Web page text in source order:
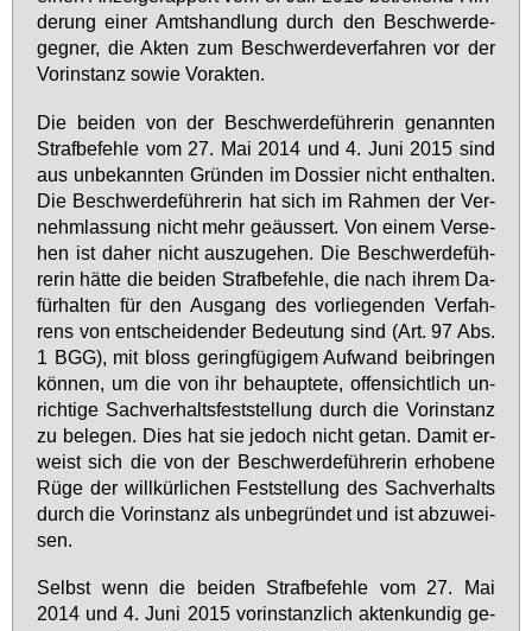
de­rung ei­ner Amts­hand­lung durch den Be­schwer­de­
geg­ner, die Ak­ten zum Be­schwer­de­ver­fah­ren vor der
Vor­in­stanz so­wie Vor­ak­ten.
Die bei­den von der Be­schwer­de­füh­re­rin ge­nann­ten
Straf­be­feh­le vom 27. Mai 2014 und 4. Ju­ni 2015 sind
aus un­be­kann­ten Grün­den im Dos­sier nicht ent­hal­ten.
Die Be­schwer­de­füh­re­rin hat sich im Rah­men der Ver­
nehm­las­sung nicht mehr ge­äus­sert. Von ei­nem Ver­se­
hen ist da­her nicht aus­zu­ge­hen. Die Be­schwer­de­füh­
re­rin hät­te die bei­den Straf­be­feh­le, die nach ih­rem Da­
für­hal­ten für den Aus­gang des vor­lie­gen­den Ver­fah­
rens von ent­schei­den­der Be­deu­tung sind (Art. 97 Abs.
1 BGG), mit bloss ge­ring­fü­gi­gem Auf­wand bei­brin­gen
kön­nen, um die von ihr be­haup­te­te, of­fen­sicht­lich un­
rich­ti­ge Sach­ver­halts­fest­stel­lung durch die Vor­in­stanz
zu be­le­gen. Dies hat sie je­doch nicht ge­tan. Da­mit er­
weist sich die von der Be­schwer­de­füh­re­rin er­ho­be­ne
Rü­ge der will­kür­li­chen Fest­stel­lung des Sach­ver­halts
durch die Vor­in­stanz als un­be­grün­det und ist ab­zu­wei­
sen.
Selbst wenn die bei­den Straf­be­feh­le vom 27. Mai
2014 und 4. Ju­ni 2015 vor­in­stanz­lich ak­ten­kun­dig ge­